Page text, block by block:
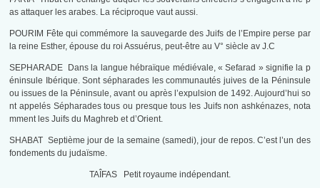
as attaquer les arabes. La réciproque vaut aussi.
POURIM Fête qui commémore la sauvegarde des Juifs de l’Empire perse par
la reine Esther, épouse du roi Assuérus, peut-être au V° siècle av J.C
SEPHARADE Dans la langue hébraïque médiévale, « Sefarad » signifie la p
éninsule Ibérique. Sont sépharades les communautés juives de la Péninsule
ou issues de la Péninsule, avant ou après l’expulsion de 1492. Aujourd’hui so
nt appelés Sépharades tous ou presque tous les Juifs non ashkénazes, nota
mment les Juifs du Maghreb et d’Orient.
SHABAT Septième jour de la semaine (samedi), jour de repos. C’est l’un des
fondements du judaïsme.
TAÎFAS Petit royaume indépendant.